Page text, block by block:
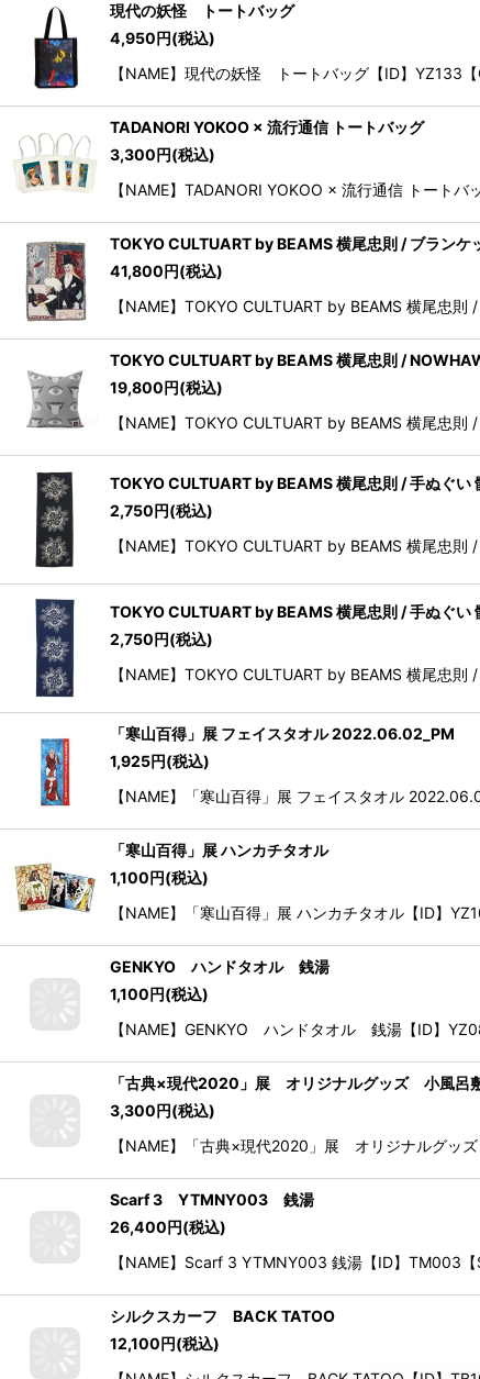
現代の妖怪 トートバッグ
4,950円(税込)
【NAME】現代の妖怪 トートバッグ【ID】
TADANORI YOKOO × 流行通信 トートバッグ
3,300円(税込)
【NAME】TADANORI YOKOO × 流行通信 トート
TOKYO CULTUART by BEAMS 横尾忠則 / ブランケ
41,800円(税込)
【NAME】TOKYO CULTUART by BEAMS 横尾
TOKYO CULTUART by BEAMS 横尾忠則 /
19,800円(税込)
【NAME】TOKYO CULTUART by BEAMS 横尾忠
TOKYO CULTUART by BEAMS 横尾忠則 / 手ぬぐい
2,750円(税込)
【NAME】TOKYO CULTUART by BEAMS 横尾
TOKYO CULTUART by BEAMS 横尾忠則 / 手ぬぐい
2,750円(税込)
【NAME】TOKYO CULTUART by BEAMS 横尾
「寒山百得」展 フェイスタオル 2022.06.02_PM
1,925円(税込)
【NAME】「寒山百得」展 フェイスタオル
「寒山百得」展 ハンカチタオル
1,100円(税込)
【NAME】「寒山百得」展 ハンカチタオル【ID】
GENKYO ハンドタオル 銭湯
1,100円(税込)
【NAME】GENKYO ハンドタオル 銭湯【ID】
「古典×現代2020」展 オリジナルグッズ 小風呂
3,300
(税込)
Scarf 3 YTMNY003 銭湯
26,400
円
シルクスカーフ BACK TATOO
12,100
円